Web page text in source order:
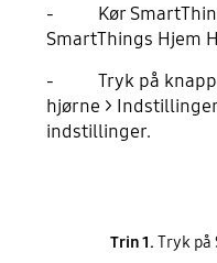
- Kør
SmartThings Hjem
- Tryk på
hjørne >
indstillinger.
Trin 1. Tryk på